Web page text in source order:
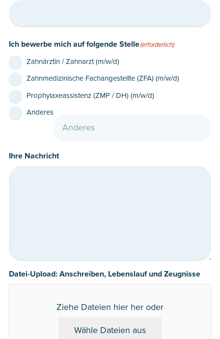
Ich bewerbe mich auf folgende Stelle(erforderlich)
Zahnärztin / Zahnarzt (m/w/d)
Zahnmedizinische Fachangestellte (ZFA) (m/w/d)
Prophylaxeassistenz (ZMP / DH) (m/w/d)
Anderes
Ihre Nachricht
Datei-Upload: Anschreiben, Lebenslauf und Zeugnisse
Ziehe Dateien hier her oder
Wähle Dateien aus